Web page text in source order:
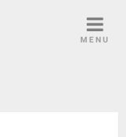
MENU